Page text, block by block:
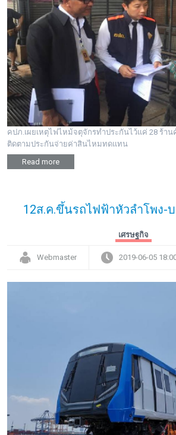
คปภ.เผยเหตุไฟไหม้จตุจักรทำประกันไว้แค่ 28 ร้าน
ติดตามประกันจ่ายค่าสินไหมทดแทน
Read more
12ส.ค.ขึ้นรถไฟฟ้าหัวลำโพง-
เศรษฐกิจ
Webmaster 2019-06-05